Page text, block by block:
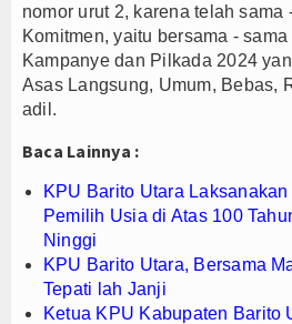
nomor urut 2, karena telah sama
Komitmen, yaitu bersama -
Kampanye dan Pilkada 2024
Asas Langsung, Umum, Bebas,
adil.
Baca Lainnya :
KPU Barito Utara
Pemilih Usia di Atas 100
Ninggi
KPU Barito Utara, Bersama
Tepati lah Janji
Ketua KPU Kabupaten Barito